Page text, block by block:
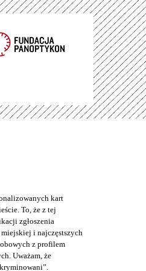
kart
To, że z tej
zgłoszenia
i najczęstszych
z profilem
Uważam, że